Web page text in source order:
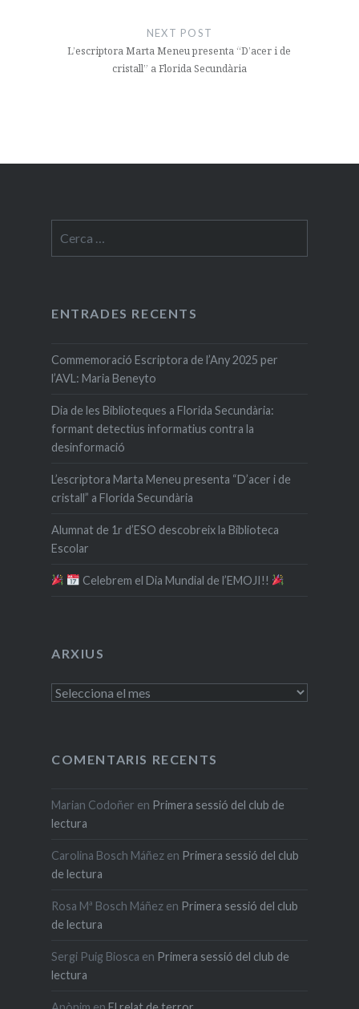
NEXT POST
L’escriptora Marta Meneu presenta “D’acer i de
cristall” a Florida Secundària
ENTRADES RECENTS
Commemoració Escriptora de l’Any 2025 per
l’AVL: Maria Beneyto
Dia de les Biblioteques a Florida Secundària:
formant detectius informatius contra la
desinformació
L’escriptora Marta Meneu presenta “D’acer i de
cristall” a Florida Secundària
Alumnat de 1r d’ESO descobreix la Biblioteca
Escolar
​ Celebrem el Dia Mundial de l’EMOJI!!
ARXIUS
Arxius
COMENTARIS RECENTS
Marian Codoñer en Primera sessió del club de
lectura
Carolina Bosch Máñezen Primera sessió del club
de lectura
Rosa Mª Bosch Máñezen Primera sessió del club
de lectura
Sergi Puig Biosca en Primera sessió del club de
lectura